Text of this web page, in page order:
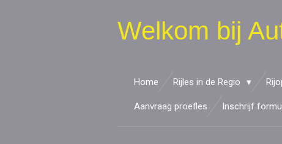
Welkom bij
Home Rijles in de Regio
Aanvraag proefles Inschrijf